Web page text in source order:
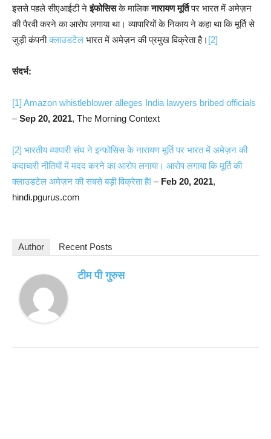
इससे पहले सीएआईटी नेइंफोसिसके मालिकनारायण मूर्तिपर भारत में अमेज़न
की पैरवी करने का आरोप लगाया था। व्यापारियों के निकाय ने कहा था कि मूर्ति से
जुड़ी कंपनीक्लाउडटेल भारत में अमेज़न की प्रमुख विक्रेता है। [2]
संदर्भ:
[1] Amazon whistleblower alleges India lawyers bribed officials
–Sep 20, 2021, The Morning Context
[2] भारतीय व्यापारी संघ ने इन्फोसिस के नारायण मूर्ति पर भारत में अमेज़न की
कदाचारी नीतियों में मदद करने का आरोप लगाया। आरोप लगाया कि मूर्ति की
क्लाउडटेल अमेज़न की सबसे बड़ी विक्रेता है! – Feb 20, 2021,
hindi.pgurus.com
Author Recent Posts
टीम पी गुरुस